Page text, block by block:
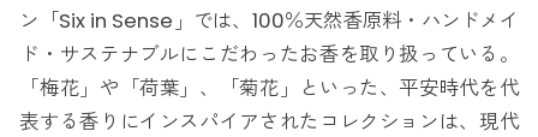
ン「Six in Sense」では、100％天然香原料・ハンドメイ
ド・サステナブルにこだわったお香を取り扱っている。
「梅花」や「荷葉」、「菊花」といった、平安時代を代
表する香りにインスパイアされたコレクションは、現代